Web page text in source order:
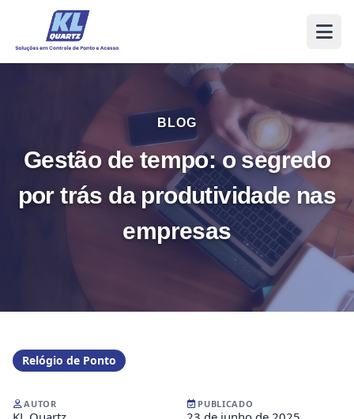
BLOG
Gestão de tempo: o segredo
por trás da produtividade nas
empresas
Relógio de Ponto
AUTOR PUBLICADO